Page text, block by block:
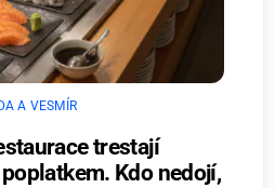
A VESMÍR
trestají
Kdo nedojí,